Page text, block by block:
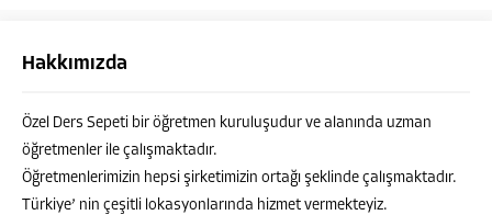
Hakkımızda
Özel Ders Sepeti bir öğretmen kuruluşudur ve alanında uzman
öğretmenler ile çalışmaktadır.
Öğretmenlerimizin hepsi şirketimizin ortağı şeklinde çalışmaktadır.
Türkiye’ nin çeşitli lokasyonlarında hizmet vermekteyiz.